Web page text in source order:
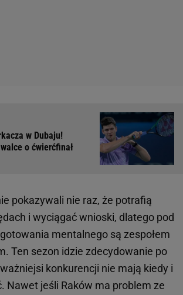
w Dubaju!
o ćwierćfinał
pokazywali nie raz, że potrafią
i wyciągać wnioski, dlatego pod
mentalnego są zespołem
Ten sezon idzie zdecydowanie po
konkurencji nie mają kiedy i
Nawet jeśli Raków ma problem ze